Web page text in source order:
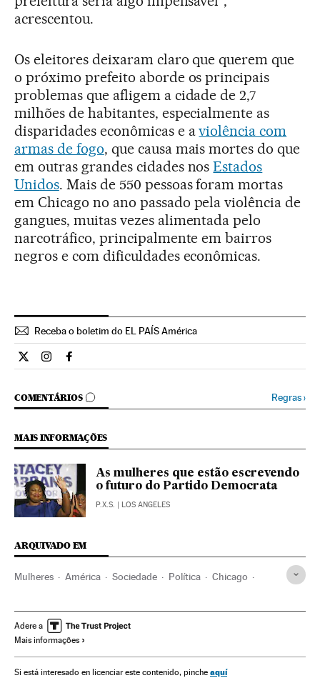
acrescentou.
Os eleitores deixaram claro que querem que
o próximo prefeito aborde os principais
problemas que afligem a cidade de 2,7
milhões de habitantes, especialmente as
disparidades econômicas e aviolência com
armas de fogo, que causa mais mortes do que
em outras grandes cidades nosEstados
Unidos. Mais de 550 pessoas foram mortas
em Chicago no ano passado pela violência de
gangues, muitas vezes alimentada pelo
narcotráfico, principalmente em bairros
negros e com dificuldades econômicas.
Receba o boletim do EL PAÍS América
Internacional El País Brasil en Twitter
Internacional El País Brasil en Instagram
Internacional El País Brasil en Facebook
COMENTÁRIOS
COMENTÁRIOS Regras›
MAIS INFORMAÇÕES
As mulheres que estão escrevendo
o futuro do Partido Democrata
P.X.S. | LOS ANGELES
ARQUIVADO EM
Mulheres América Sociedade Política Chicago
Estados Unidos Afrodescendentes
Negros Grupos sociais
Adere a
Mais informações
Si está interesado en licenciar este contenido, pinche aquí